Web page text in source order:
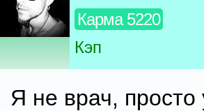
Карма 5220
Кэп
Я не врач, просто